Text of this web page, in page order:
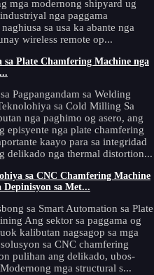
mga modernong shipyard ug
nga paggama
sa usa ka abante nga
wireless remote op...
sa Plate Chamfering Machine nga
Pagpangandam sa Welding
sa Cold Milling Sa
nga paghimo og asero, ang
episyente nga plate chamfering
kaayo para sa integridad
delikado nga thermal distortion...
sa CNC Chamfering Machine
Depinisyon sa Met...
sa Smart Automation sa Plate
Ang sektor sa paggama og
kalibutan nagsagop sa mga
sa CNC chamfering
pulihan ang delikado, ubos-
mga structural s...